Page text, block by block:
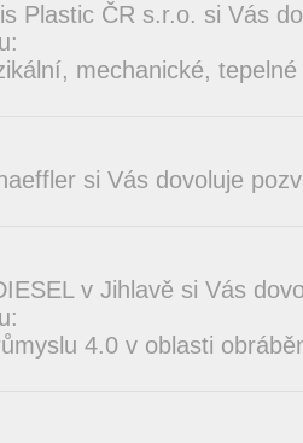
Plastic ČR s.r.o. si Vás
mechanické,
si Vás dovoluje
v Jihlavě si Vás
4.0 v oblasti